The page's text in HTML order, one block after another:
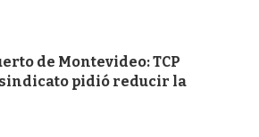
de Montevideo: TCP
pidió reducir la